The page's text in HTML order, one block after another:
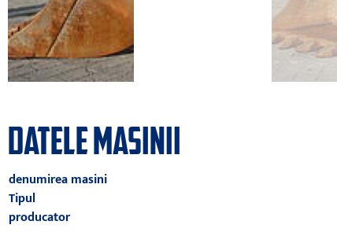
DATELE MASINII
denumirea masini
Tipul
producator